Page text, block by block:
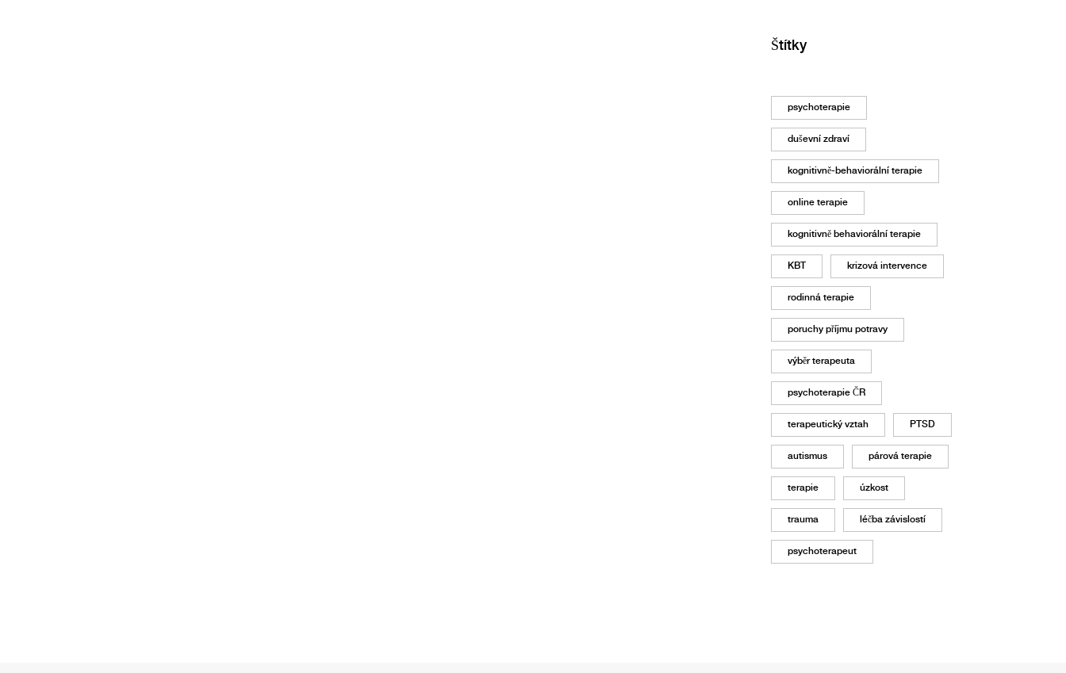
Štítky
psychoterapie
duševní zdraví
kognitivně-behaviorální terapie
online terapie
kognitivně behaviorální terapie
KBT krizová intervence
rodinná terapie
poruchy příjmu potravy
výběr terapeuta
psychoterapie ČR
terapeutický vztah PTSD
autismus párová terapie
terapie úzkost
trauma léčba závislostí
psychoterapeut